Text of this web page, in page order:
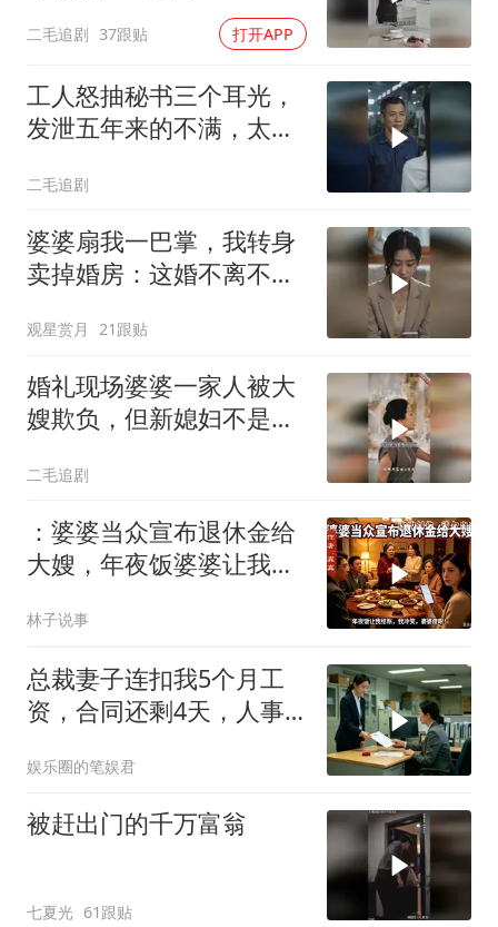
二毛追剧 37跟贴 打开APP
工人怒抽秘书三个耳光，
发泄五年来的不满，太解
二毛追剧
婆婆扇我一巴掌，我转身
卖掉婚房：这婚不离不
观星赏月 21跟贴
婚礼现场婆婆一家人被大
嫂欺负，但新媳妇不是好
二毛追剧
：婆婆当众宣布退休金给
大嫂，年夜饭婆婆让我结
林子说事
总裁妻子连扣我5个月工
资，合同还剩4天，人事
娱乐圈的笔娱君
被赶出门的千万富翁
七夏光 61跟贴